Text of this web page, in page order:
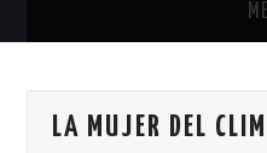
ANTENAS Y ACCESORIOS
LA MUJER DEL